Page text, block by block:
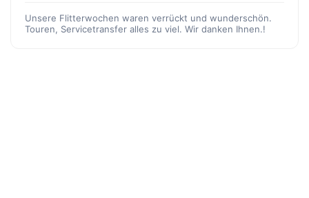
Unsere Flitterwochen waren verrückt und wunderschön.
Touren, Servicetransfer alles zu viel. Wir danken Ihnen.!